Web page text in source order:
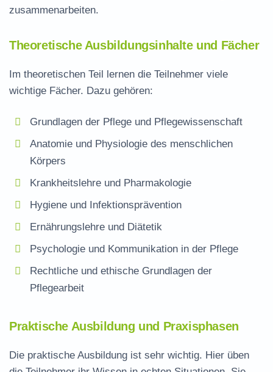
zusammenarbeiten.
Theoretische Ausbildungsinhalte und Fächer
Im theoretischen Teil lernen die Teilnehmer viele
wichtige Fächer. Dazu gehören:
Grundlagen der Pflege und Pflegewissenschaft
Anatomie und Physiologie des menschlichen
Körpers
Krankheitslehre und Pharmakologie
Hygiene und Infektionsprävention
Ernährungslehre und Diätetik
Psychologie und Kommunikation in der Pflege
Rechtliche und ethische Grundlagen der
Pflegearbeit
Praktische Ausbildung und Praxisphasen
Die praktische Ausbildung ist sehr wichtig. Hier üben